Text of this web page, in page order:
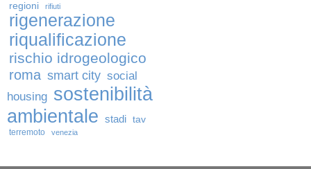
regioni rifiuti
rigenerazione
riqualificazione
rischio idrogeologico
roma smart city social
housing sostenibilità
ambientale stadi tav
terremoto venezia